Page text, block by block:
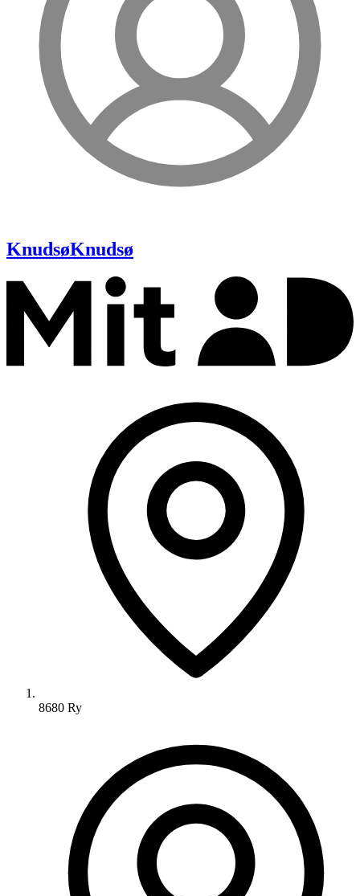
KnudsøKnudsø
8680 Ry